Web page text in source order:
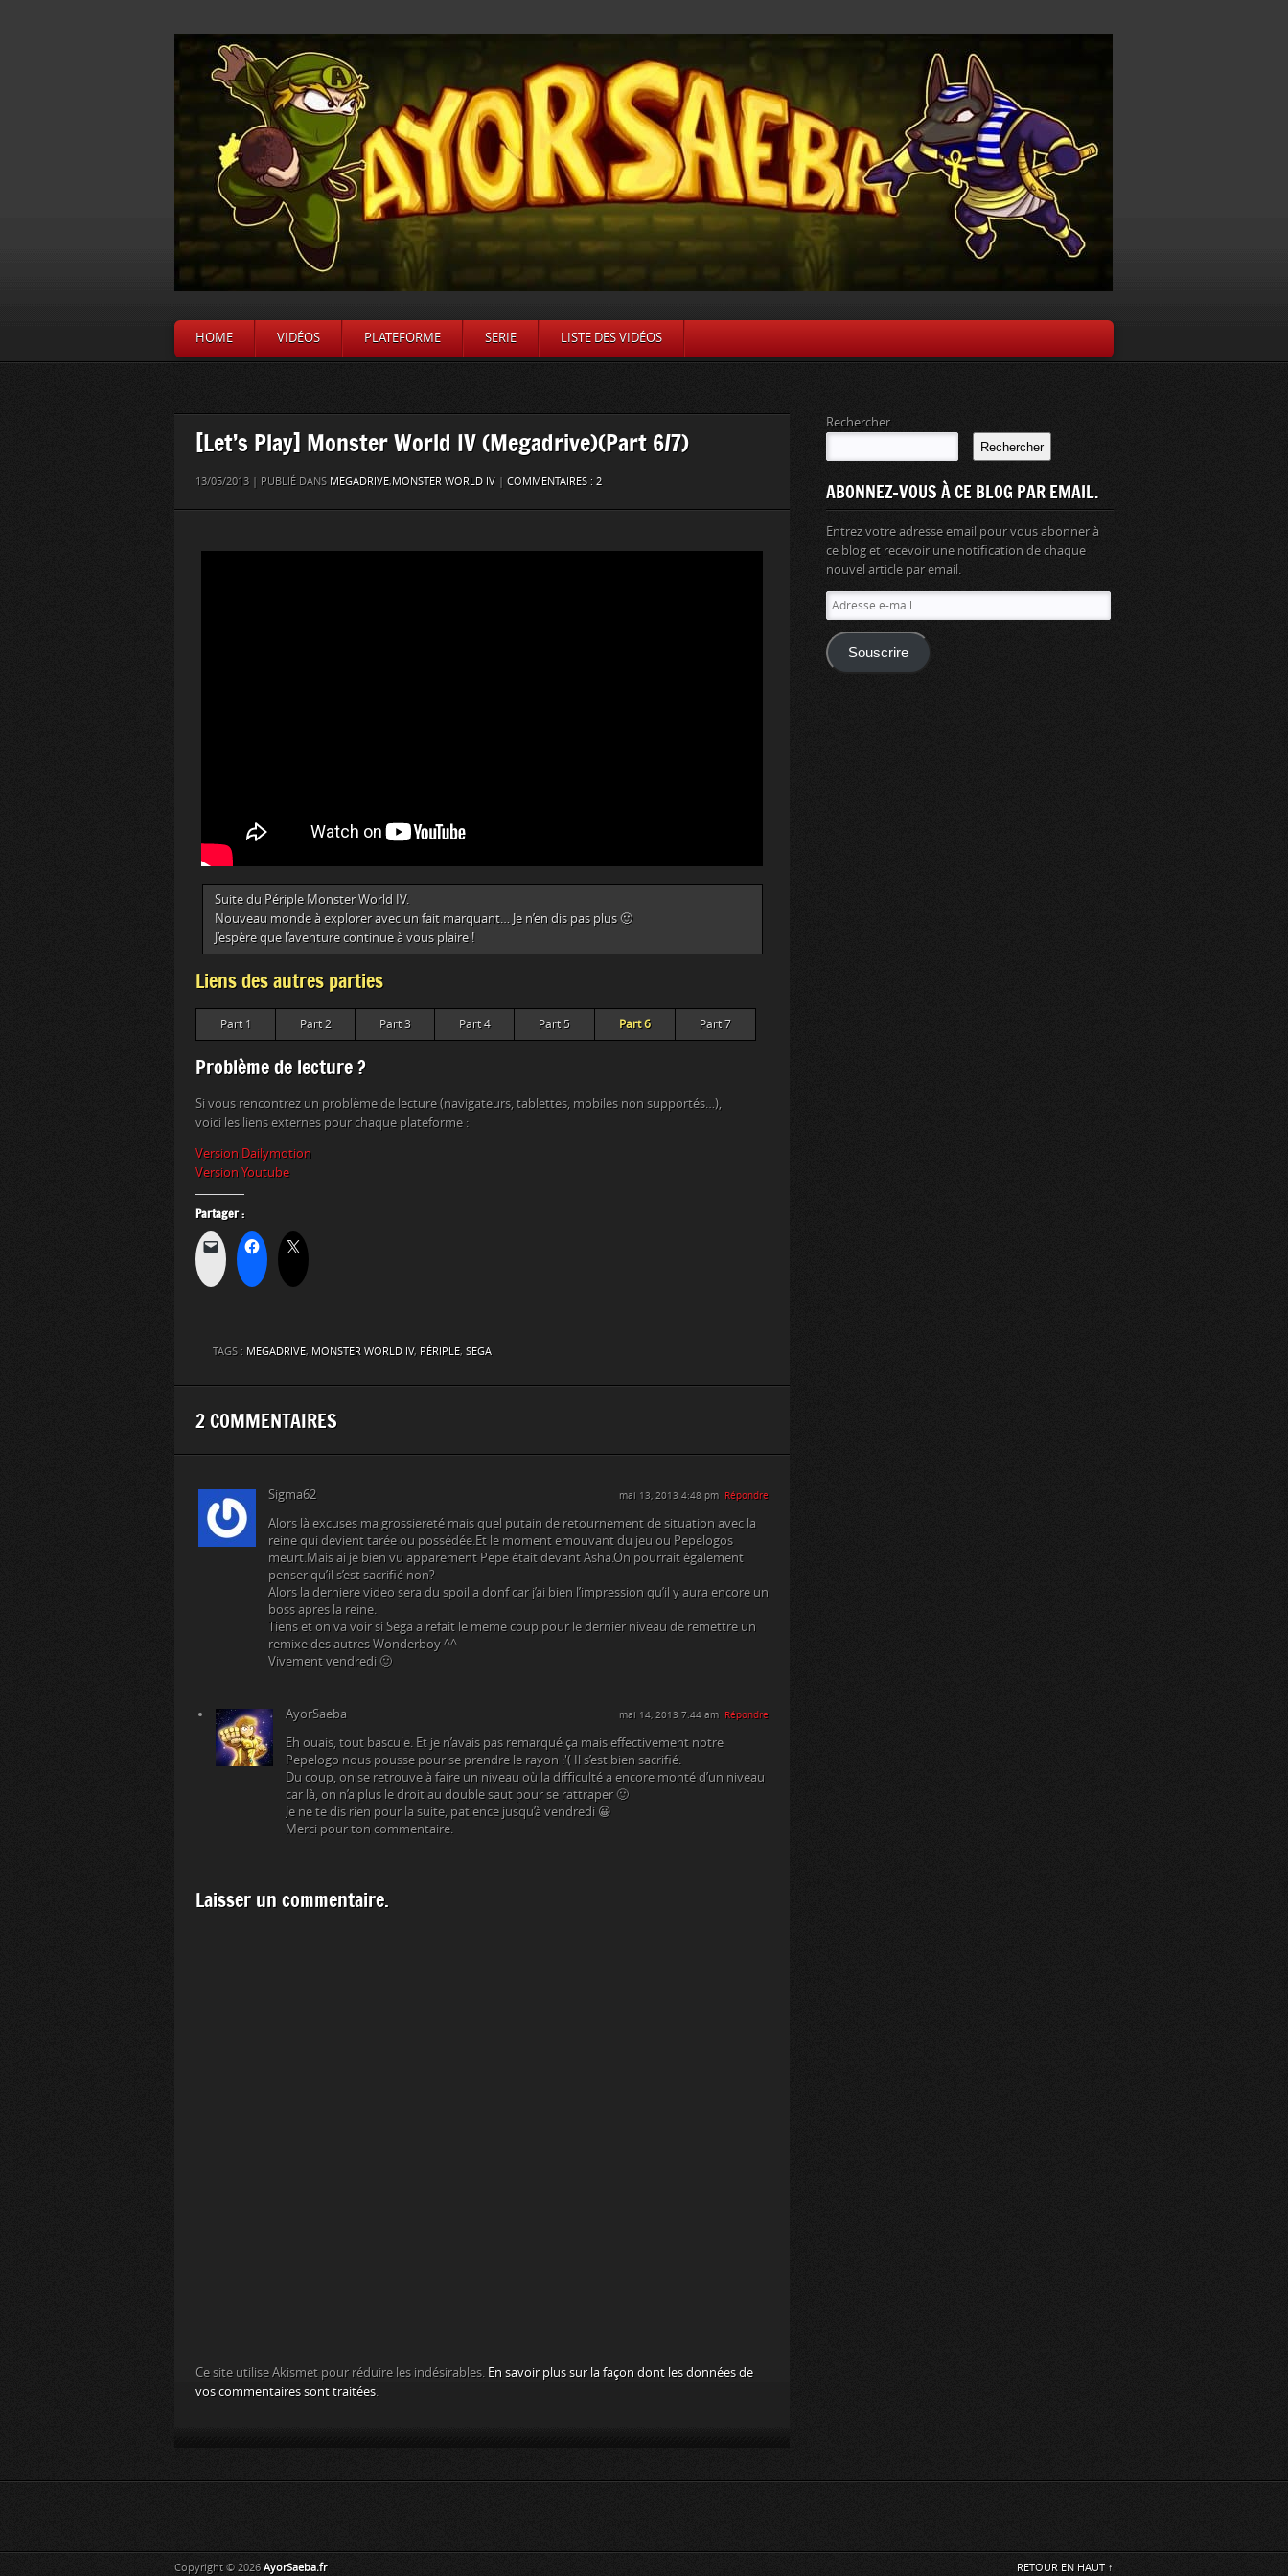
HOME VIDÉOS PLATEFORME SERIE LISTE DES VIDÉOS
[Let’s Play] Monster World IV (Megadrive)(Part 6/7)
13/05/2013 | PUBLIÉ DANS MEGADRIVE,MONSTER WORLD IV | COMMENTAIRES : 2
Suite du Périple Monster World IV.
Nouveau monde à explorer avec un fait marquant… Je n’en dis pas plus 🙂
J’espère que l’aventure continue à vous plaire !
Liens des autres parties
Part 1 Part 2 Part 3 Part 4 Part 5 Part 6 Part 7
Problème de lecture ?
Si vous rencontrez un problème de lecture (navigateurs, tablettes, mobiles non supportés…),
voici les liens externes pour chaque plateforme :
Version Dailymotion
Version Youtube
Partager :
TAGS : MEGADRIVE, MONSTER WORLD IV, PÉRIPLE, SEGA
2 COMMENTAIRES
Sigma62 mai 13, 2013 4:48 pm Répondre
Alors là excuses ma grossiereté mais quel putain de retournement de situation avec la
reine qui devient tarée ou possédée.Et le moment emouvant du jeu ou Pepelogos
meurt.Mais ai je bien vu apparement Pepe était devant Asha.On pourrait également
penser qu’il s’est sacrifié non?
Alors la derniere video sera du spoil a donf car j’ai bien l’impression qu’il y aura encore un
boss apres la reine.
Tiens et on va voir si Sega a refait le meme coup pour le dernier niveau de remettre un
remixe des autres Wonderboy ^^
Vivement vendredi 🙂
AyorSaeba mai 14, 2013 7:44 am Répondre
Eh ouais, tout bascule. Et je n’avais pas remarqué ça mais effectivement notre
Pepelogo nous pousse pour se prendre le rayon :'( Il s’est bien sacrifié.
Du coup, on se retrouve à faire un niveau où la difficulté a encore monté d’un niveau
car là, on n’a plus le droit au double saut pour se rattraper 🙂
Je ne te dis rien pour la suite, patience jusqu’à vendredi 😀
Merci pour ton commentaire.
Laisser un commentaire.
Ce site utilise Akismet pour réduire les indésirables. En savoir plus sur la façon dont les données de
vos commentaires sont traitées.
Rechercher
Rechercher
ABONNEZ-VOUS À CE BLOG PAR EMAIL.
Entrez votre adresse email pour vous abonner à
ce blog et recevoir une notification de chaque
nouvel article par email.
Adresse
e-
mail
Souscrire
Copyright © 2026 AyorSaeba.fr RETOUR EN HAUT ↑